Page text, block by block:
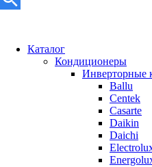
Каталог
Кондиционеры
Инверторные
Ballu
Centek
Casarte
Daikin
Daichi